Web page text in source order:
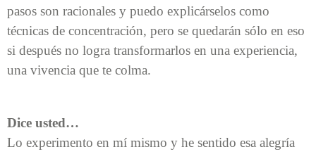
pasos son racionales y puedo explicárselos como
técnicas de concentración, pero se quedarán sólo en eso
si después no logra transformarlos en una experiencia,
una vivencia que te colma.
Dice usted…
Lo experimento en mí mismo y he sentido esa alegría